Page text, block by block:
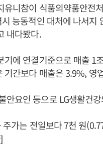
유니참이 식품의약품안전
능동적인 대처에 나서
내다봤다.
기에 연결기준으로 매출 1
기간보다 매출은 3.9%, 영
안요인 등으로 LG생활건
주가는 전일보다 7천 원